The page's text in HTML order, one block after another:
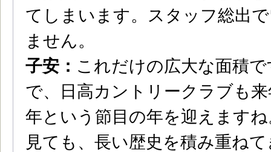
てしまいます。スタッフ総出
ません。
子安： これだけの広大な面積
で、日高カントリークラブも
年という節目の年を迎えます
見ても、長い歴史を積み重ね